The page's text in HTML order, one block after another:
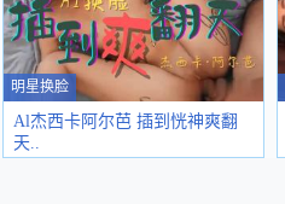
明星换脸
Al杰西卡阿尔芭 插到恍神爽翻
天..